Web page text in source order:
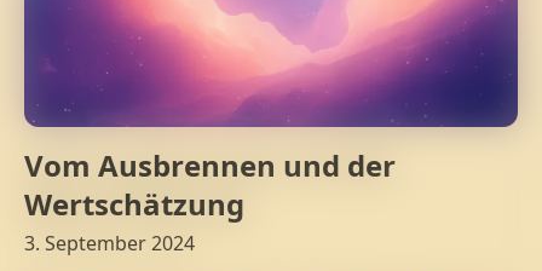
Vom Ausbrennen und der
Wertschätzung
3. September 2024